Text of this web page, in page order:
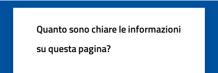
Quanto sono chiare le informazioni
su questa pagina?